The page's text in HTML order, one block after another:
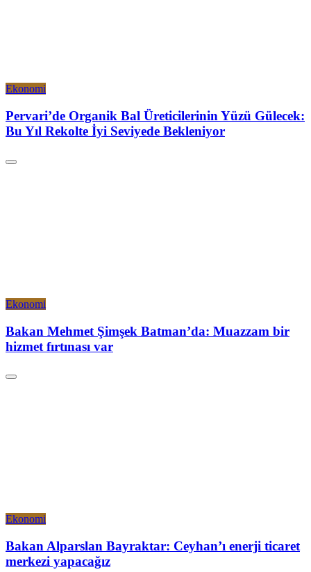
Ekonomi
Pervari’de Organik Bal Üreticilerinin Yüzü Gülecek:
Bu Yıl Rekolte İyi Seviyede Bekleniyor
Ekonomi
Bakan Mehmet Şimşek Batman’da: Muazzam bir
hizmet fırtınası var
Ekonomi
Bakan Alparslan Bayraktar: Ceyhan’ı enerji ticaret
merkezi yapacağız